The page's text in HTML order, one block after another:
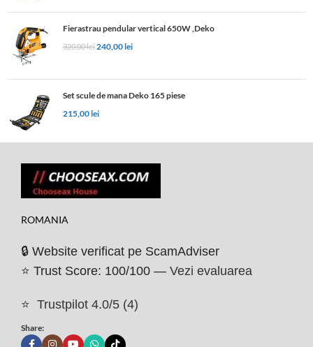
Fierastrau pendular vertical 650W ,Deko
320,00lei 240,00lei
Set scule de mana Deko 165 piese
215,00lei
ROMANIA
🔒 Website verificat pe ScamAdviser
⭐ Trust Score: 100/100 — Vezi evaluarea
⭐ Trustpilot 4.0/5 (4)
Share: